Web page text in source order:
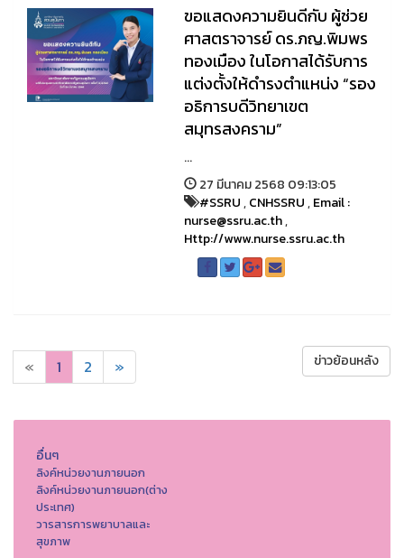
ขอแสดงความยินดีกับ ผู้ช่วย
ศาสตราจารย์ ดร.ภญ.พิมพร
ทองเมือง ในโอกาสได้รับการ
แต่งตั้งให้ดำรงตำแหน่ง “รอง
อธิการบดีวิทยาเขต
สมุทรสงคราม”
...
27 มีนาคม 2568 09:13:05
#SSRU,CNHSSRU,Email :
nurse@ssru.ac.th,
Http://www.nurse.ssru.ac.th
« 1 2 » ข่าวย้อนหลัง
อื่นๆ
ลิงค์หน่วยงานภายนอก
ลิงค์หน่วยงานภายนอก(ต่าง
ประเทศ)
วารสารการพยาบาลและ
สุขภาพ